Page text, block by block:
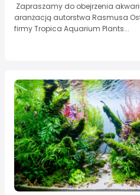
Zapraszamy do obejrzenia
aranżacją autorstwa Rasmusa
firmy Tropica Aquarium Plants...